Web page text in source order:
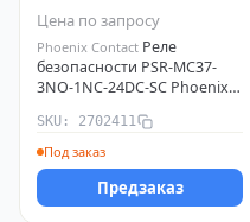
Цена по запросу
Phoenix Contact Реле
безопасности PSR-MC37-
3NO-1NC-24DC-SC Phoenix
SKU: 2702411
Под заказ
Предзаказ